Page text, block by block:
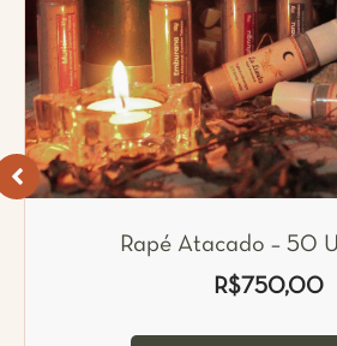
Rapé Atacado – 50
R$750,00